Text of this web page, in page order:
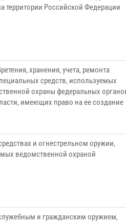
территории Российской Федерации
хранения, учета, ремонта
средств, используемых
охраны федеральных
имеющих право на ее создание
и огнестрельном оружии,
ведомственной охраной
и гражданским оружием,